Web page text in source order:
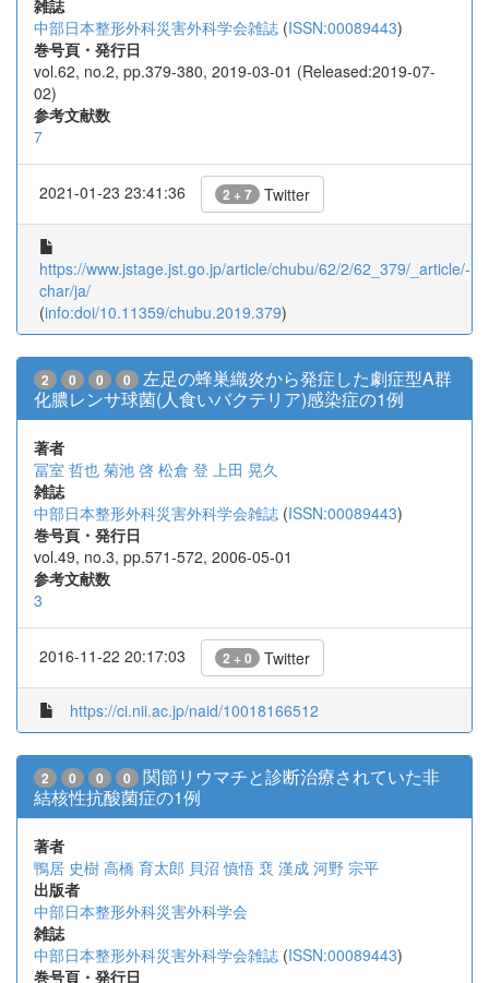
雑誌
中部日本整形外科災害外科学会雑誌 (ISSN:00089443)
巻号頁・発行日
vol.62, no.2, pp.379-380, 2019-03-01 (Released:2019-07-
02)
参考文献数
7
2021-01-23 23:41:36 2 + 7 Twitter
https://www.jstage.jst.go.jp/article/chubu/62/2/62_379/_article/-
char/ja/
(info:doi/10.11359/chubu.2019.379)
2 0 0 0
左足の蜂巣織炎から発症した劇症型A群
化膿レンサ球菌(人食いバクテリア)感染症の1例
著者
冨室 哲也 菊池 啓 松倉 登 上田 晃久
雑誌
中部日本整形外科災害外科学会雑誌 (ISSN:00089443)
巻号頁・発行日
vol.49, no.3, pp.571-572, 2006-05-01
参考文献数
3
2016-11-22 20:17:03 2 + 0 Twitter
https://ci.nii.ac.jp/naid/10018166512
2 0 0 0
関節リウマチと診断治療されていた非
結核性抗酸菌症の1例
著者
鴨居 史樹 高橋 育太郎 貝沼 慎悟 裵 漢成 河野 宗平
出版者
中部日本整形外科災害外科学会
雑誌
中部日本整形外科災害外科学会雑誌 (ISSN:00089443)
巻号頁・発行日